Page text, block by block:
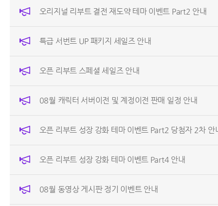
오리지널 리부트 결전 재도약 테마 이벤트 Part2 안내
특급 서번트 UP 패키지 세일즈 안내
오픈 리부트 스페셜 세일즈 안내
08월 캐릭터 서버이전 및 계정이전 판매 일정 안내
오픈 리부트 성장 강화 테마 이벤트 Part2 당첨자 2차 안
오픈 리부트 성장 강화 테마 이벤트 Part4 안내
08월 동영상 게시판 정기 이벤트 안내